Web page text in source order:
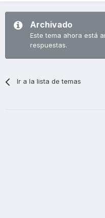
Archivado
Este tema ahora está
respuestas.
Ir a la lista de temas